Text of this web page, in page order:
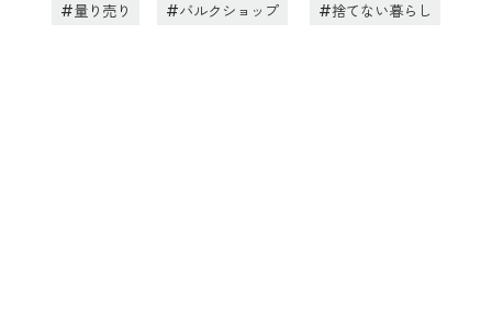
量り売り バルクショップ 捨てない暮らし